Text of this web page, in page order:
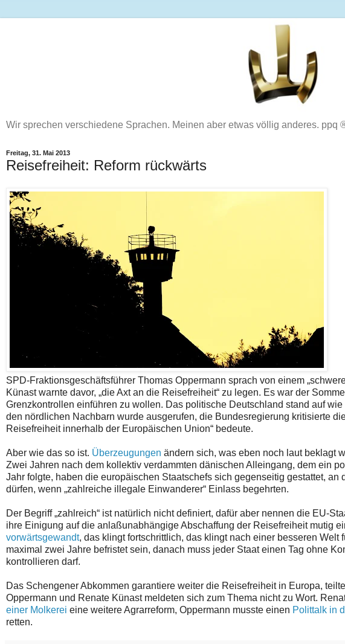
Wir sprechen verschiedene Sprachen. Meinen aber etwas völlig anderes. ppq
Freitag, 31. Mai 2013
Reisefreiheit: Reform rückwärts
SPD-Fraktionsgeschäftsführer Thomas Oppermann sprach von einem
Künast warnte davor, „die Axt an die Reisefreiheit“ zu legen. Es war der
Grenzkontrollen einführen zu wollen. Das politische Deutschland stand auf wie
den nördlichen Nachbarn wurde ausgerufen, die Bundesregierung kritisierte
Reisefreiheit innerhalb der Europäischen Union“ bedeute.
Aber wie das so ist. Überzeugungen ändern sich, was eben noch laut beklagt
Zwei Jahren nach dem kollektiv verdammten dänischen Alleingang, dem ein
Jahr folgte, haben die europäischen Staatschefs sich gegenseitig gestattet,
dürfen, wenn „zahlreiche illegale Einwanderer“ Einlass begehrten.
Der Begriff „zahlreich“ ist natürlich nicht definiert, dafür aber nennen die EU-
ihre Einigung auf die anlaßunabhängige Abschaffung der Reisefreiheit mutig
vorwärtsgewandt, das klingt fortschrittlich, das klingt nach einer besseren
maximal zwei Jahre befristet sein, danach muss jeder Staat einen Tag ohne
kontrollieren darf.
Das Schengener Abkommen garantiere weiter die Reisefreiheit in Europa,
Oppermann und Renate Künast meldeten sich zum Thema nicht zu Wort.
einer Molkerei eine weitere Agrarreform, Oppermann musste einen Polittalk in
retten.